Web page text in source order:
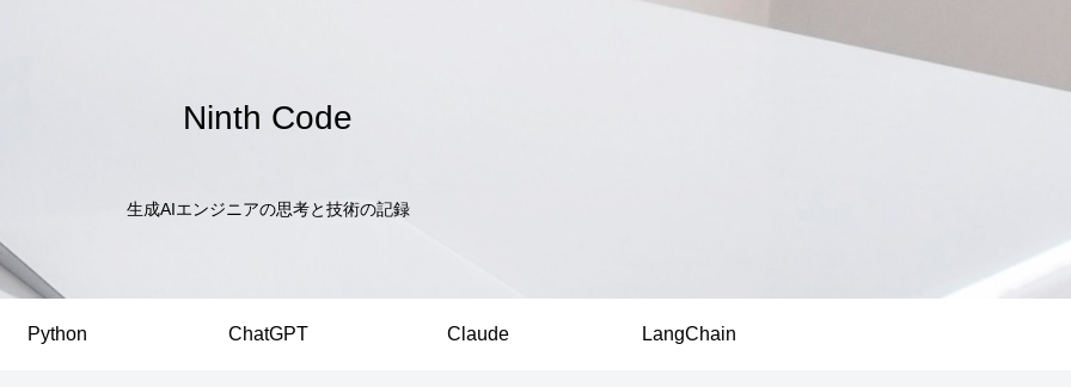
Ninth Code
生成AIエンジニアの思考と技術の記録
Python ChatGPT Claude LangChain